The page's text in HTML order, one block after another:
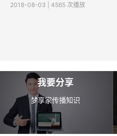
2018-08-03 | 4565 次播放
我要分享
梦享家传播知识